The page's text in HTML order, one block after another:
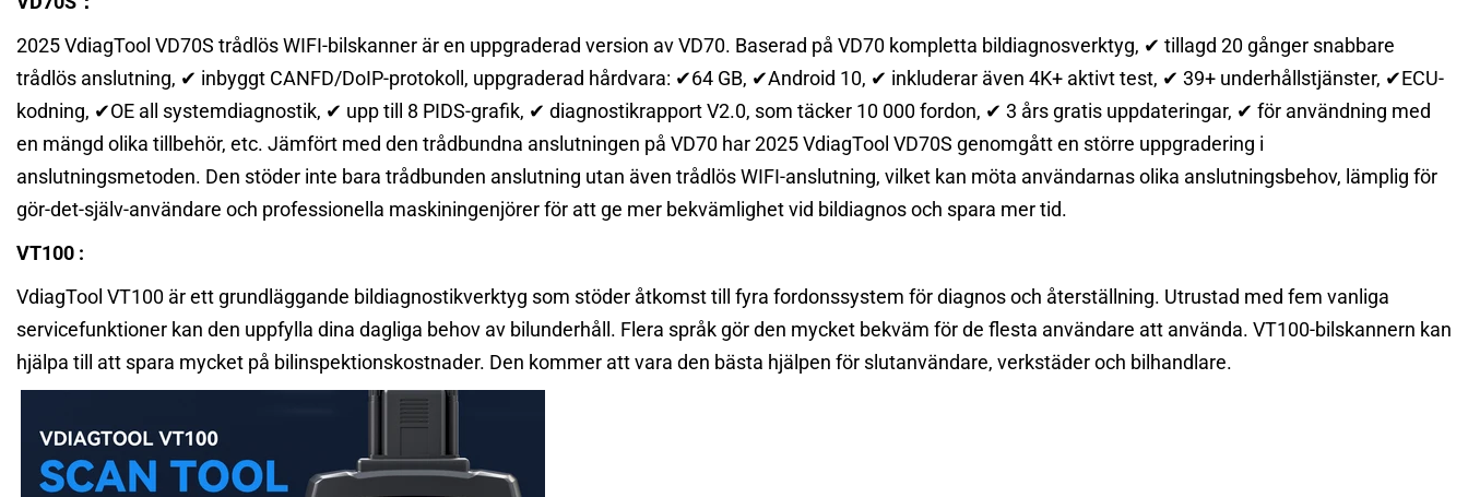
2025 VdiagTool VD70S trådlös WIFI-bilskanner är en uppgraderad version av VD70. Baserad på VD70 kompletta bildiagnosverktyg, ✔ tillagd 20 gånger snabbare
trådlös anslutning, ✔ inbyggt CANFD/DoIP-protokoll, uppgraderad hårdvara: ✔64 GB, ✔Android 10, ✔ inkluderar även 4K+ aktivt test, ✔ 39+ underhållstjänster, ✔ECU-
kodning, ✔OE all systemdiagnostik, ✔ upp till 8 PIDS-grafik, ✔ diagnostikrapport V2.0, som täcker 10 000 fordon, ✔ 3 års gratis uppdateringar, ✔ för användning med
en mängd olika tillbehör, etc. Jämfört med den trådbundna anslutningen på VD70 har 2025 VdiagTool VD70S genomgått en större uppgradering i
anslutningsmetoden. Den stöder inte bara trådbunden anslutning utan även trådlös WIFI-anslutning, vilket kan möta användarnas olika anslutningsbehov, lämplig för
gör-det-själv-användare och professionella maskiningenjörer för att ge mer bekvämlighet vid bildiagnos och spara mer tid.
VT100 :
VdiagTool VT100 är ett grundläggande bildiagnostikverktyg som stöder åtkomst till fyra fordonssystem för diagnos och återställning. Utrustad med fem vanliga
servicefunktioner kan den uppfylla dina dagliga behov av bilunderhåll. Flera språk gör den mycket bekväm för de flesta användare att använda. VT100-bilskannern kan
hjälpa till att spara mycket på bilinspektionskostnader. Den kommer att vara den bästa hjälpen för slutanvändare, verkstäder och bilhandlare.